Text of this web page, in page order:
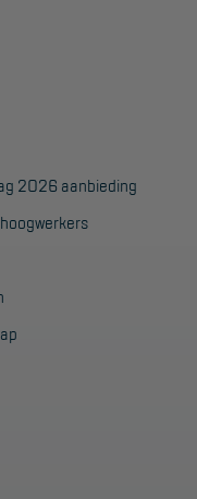
2026 aanbieding